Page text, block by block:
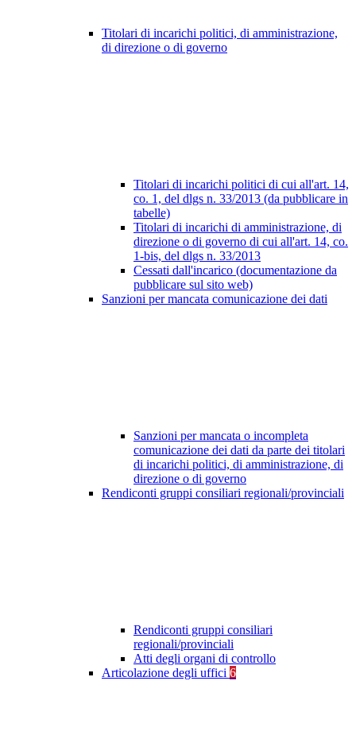
Titolari di incarichi politici, di amministrazione,
di direzione o di governo
Titolari di incarichi politici di cui all'art. 14,
co. 1, del dlgs n. 33/2013 (da pubblicare in
tabelle)
Titolari di incarichi di amministrazione, di
direzione o di governo di cui all'art. 14, co.
1-bis, del dlgs n. 33/2013
Cessati dall'incarico (documentazione da
pubblicare sul sito web)
Sanzioni per mancata comunicazione dei dati
Sanzioni per mancata o incompleta
comunicazione dei dati da parte dei titolari
di incarichi politici, di amministrazione, di
direzione o di governo
Rendiconti gruppi consiliari regionali/provinciali
Rendiconti gruppi consiliari
regionali/provinciali
Atti degli organi di controllo
Articolazione degli uffici 6